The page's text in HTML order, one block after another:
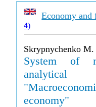
Economy and
4)
Skrypnychenko
System of
economy"